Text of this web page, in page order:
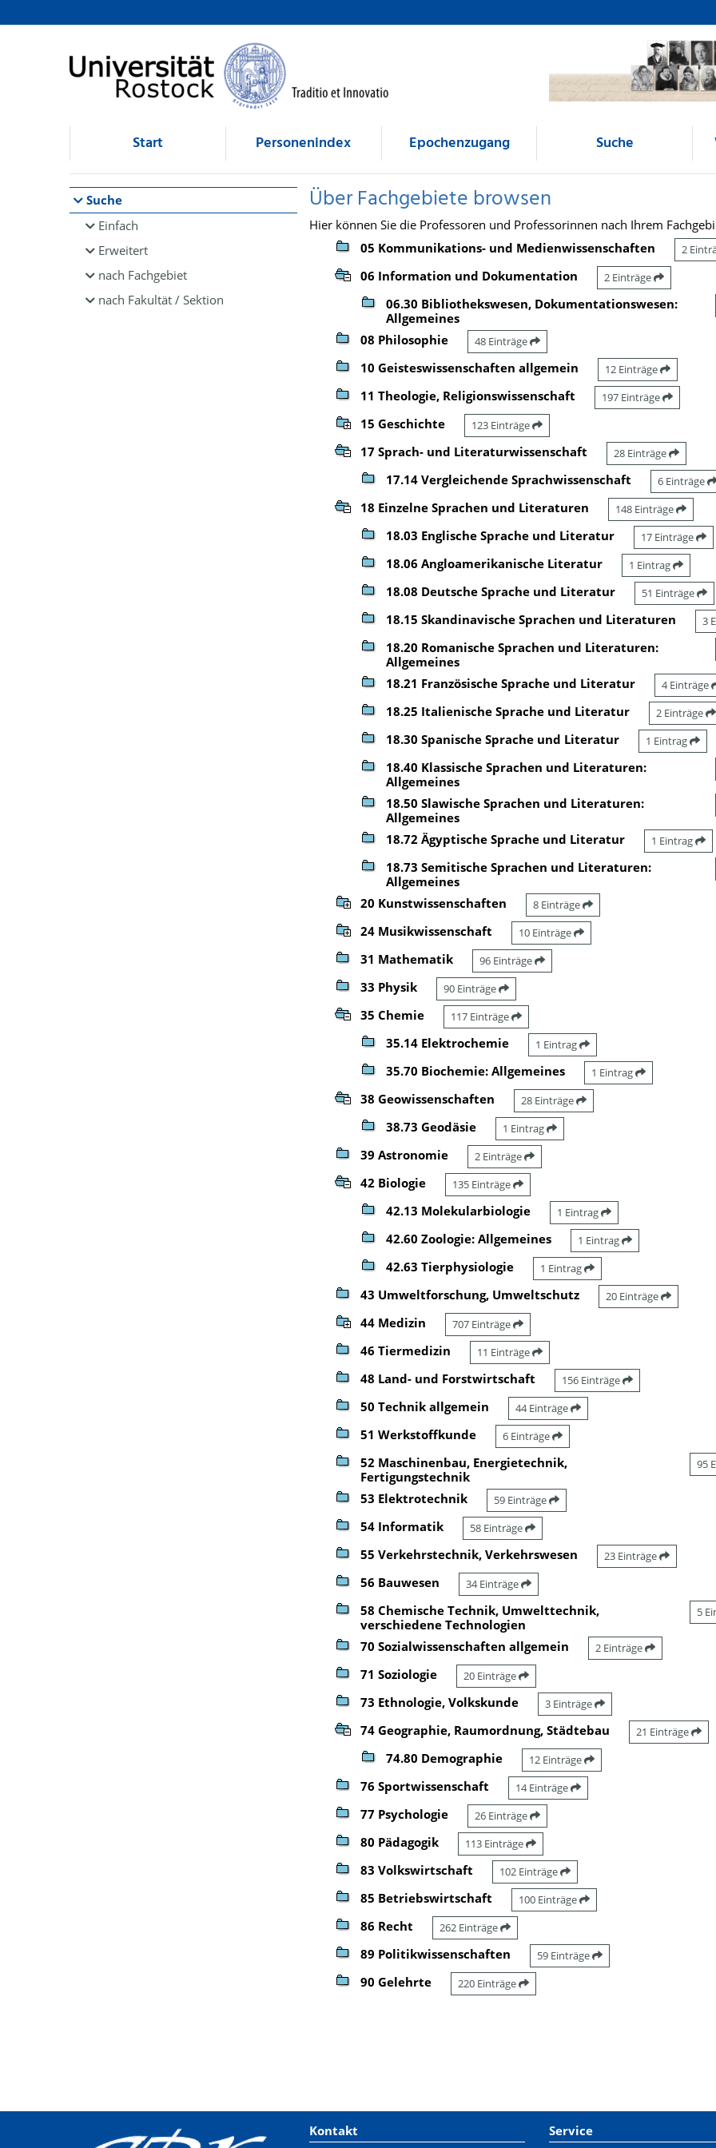
Browsen
direkt zum Inhalt
Start Personenindex Epochenzugang Suche
Suche
Einfach
Erweitert
nach Fachgebiet
nach Fakultät / Sektion
Über Fachgebiete browsen
Hier können Sie die Professoren und Professorinnen nach Ihrem
05 Kommunikations- und Medienwissenschaften
2
06 Information und Dokumentation 2 Einträge
06.30 Bibliothekswesen, Dokumentationswesen:
Allgemeines
08 Philosophie 48 Einträge
10 Geisteswissenschaften allgemein 12 Einträge
11 Theologie, Religionswissenschaft 197 Einträge
15 Geschichte 123 Einträge
17 Sprach- und Literaturwissenschaft 28 Einträge
17.14 Vergleichende Sprachwissenschaft 6 Einträge
18 Einzelne Sprachen und Literaturen 148 Einträge
18.03 Englische Sprache und Literatur 17 Einträge
18.06 Angloamerikanische Literatur 1 Eintrag
18.08 Deutsche Sprache und Literatur 51 Einträge
18.15 Skandinavische Sprachen und Literaturen 3
18.20 Romanische Sprachen und Literaturen:
Allgemeines
18.21 Französische Sprache und Literatur 4 Einträge
18.25 Italienische Sprache und Literatur 2 Einträge
18.30 Spanische Sprache und Literatur 1 Eintrag
18.40 Klassische Sprachen und Literaturen:
Allgemeines
18.50 Slawische Sprachen und Literaturen:
Allgemeines
18.72 Ägyptische Sprache und Literatur 1 Eintrag
18.73 Semitische Sprachen und Literaturen:
Allgemeines
20 Kunstwissenschaften 8 Einträge
24 Musikwissenschaft 10 Einträge
31 Mathematik 96 Einträge
33 Physik 90 Einträge
35 Chemie 117 Einträge
35.14 Elektrochemie 1 Eintrag
35.70 Biochemie: Allgemeines 1 Eintrag
38 Geowissenschaften 28 Einträge
38.73 Geodäsie 1 Eintrag
39 Astronomie 2 Einträge
42 Biologie 135 Einträge
42.13 Molekularbiologie 1 Eintrag
42.60 Zoologie: Allgemeines 1 Eintrag
42.63 Tierphysiologie 1 Eintrag
43 Umweltforschung, Umweltschutz 20 Einträge
44 Medizin 707 Einträge
46 Tiermedizin 11 Einträge
48 Land- und Forstwirtschaft 156 Einträge
50 Technik allgemein 44 Einträge
51 Werkstoffkunde 6 Einträge
52 Maschinenbau, Energietechnik,
Fertigungstechnik
95
53 Elektrotechnik 59 Einträge
54 Informatik 58 Einträge
55 Verkehrstechnik, Verkehrswesen 23 Einträge
56 Bauwesen 34 Einträge
58 Chemische Technik, Umwelttechnik,
verschiedene Technologien
5
70 Sozialwissenschaften allgemein 2 Einträge
71 Soziologie 20 Einträge
73 Ethnologie, Volkskunde 3 Einträge
74 Geographie, Raumordnung, Städtebau 21 Einträge
74.80 Demographie 12 Einträge
76 Sportwissenschaft 14 Einträge
77 Psychologie 26 Einträge
80 Pädagogik 113 Einträge
83 Volkswirtschaft 102 Einträge
85 Betriebswirtschaft 100 Einträge
86 Recht 262 Einträge
89 Politikwissenschaften 59 Einträge
90 Gelehrte 220 Einträge
Kontakt Service